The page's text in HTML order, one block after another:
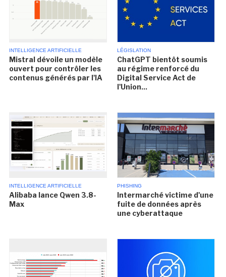
INTELLIGENCE ARTIFICIELLE
Mistral dévoile un modèle
ouvert pour contrôler les
contenus générés par l'IA
LÉGISLATION
ChatGPT bientôt soumis
au régime renforcé du
Digital Service Act de
l'Union...
INTELLIGENCE ARTIFICIELLE
Alibaba lance Qwen 3.8-
Max
PHISHING
Intermarché victime d'une
fuite de données après
une cyberattaque